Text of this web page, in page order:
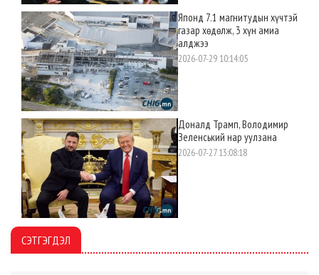
Японд 7.1 магнитудын хүчтэй
газар хөдөлж, 3 хүн амиа
алджээ
2026-07-29 10:14:05
Доналд Трамп, Володимир
Зеленський нар уулзана
2026-07-27 13:08:18
СЭТГЭГДЭЛ